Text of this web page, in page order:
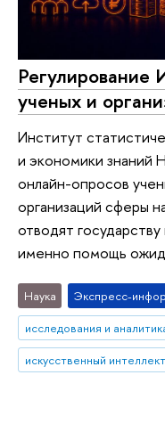
ученых и
Институт
и экономики знаний
онлайн-опросов
организаций сферы
отводят
именно помощь
Наука Экспресс-
исследования и
искусственный интеллект